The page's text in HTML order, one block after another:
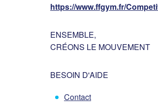
https://www.ffgym.fr/
ENSEMBLE,
CRÉONS LE MOUVEMENT
BESOIN D'AIDE
Contact